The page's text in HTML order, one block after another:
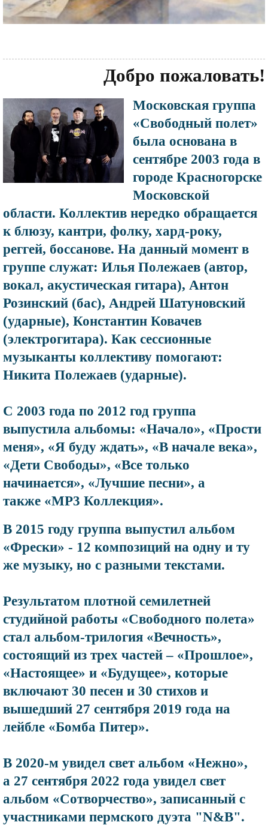
Добро пожаловать!
изображения
Московская группа
«Свободный полет»
была основана в
сентябре 2003 года в
городе Красногорске
Московской
области. Коллектив нередко обращается
к блюзу, кантри, фолку, хард-року,
реггей, боссанове. На данный момент в
группе служат: Илья Полежаев (автор,
вокал, акустическая гитара), Антон
Розинский (бас), Андрей Шатуновский
(ударные), Константин Ковачев
(электрогитара). Как сессионные
музыканты коллективу помогают:
Никита Полежаев (ударные).
С 2003 года по 2012 год группа
выпустила альбомы: «Начало», «Прости
меня», «Я буду ждать», «В начале века»,
«Дети Свободы», «Все только
начинается», «Лучшие песни», а
также «МР3 Коллекция».
В 2015 году группа выпустил альбом
«Фрески» - 12 композиций на одну и ту
же музыку, но с разными текстами.
Результатом плотной семилетней
студийной работы «Свободного полета»
стал альбом-трилогия «Вечность»,
состоящий из трех частей – «Прошлое»,
«Настоящее» и «Будущее», которые
включают 30 песен и 30 стихов и
вышедший 27 сентября 2019 года на
лейбле «Бомба Питер».
В 2020-м увидел свет альбом «Нежно»,
а 27 сентября 2022 года увидел свет
альбом «Сотворчество», записанный с
участниками пермского дуэта "N&B".